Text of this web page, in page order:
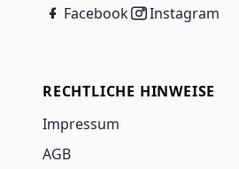
Facebook
Instagram
RECHTLICHE HINWEISE
Impressum
AGB